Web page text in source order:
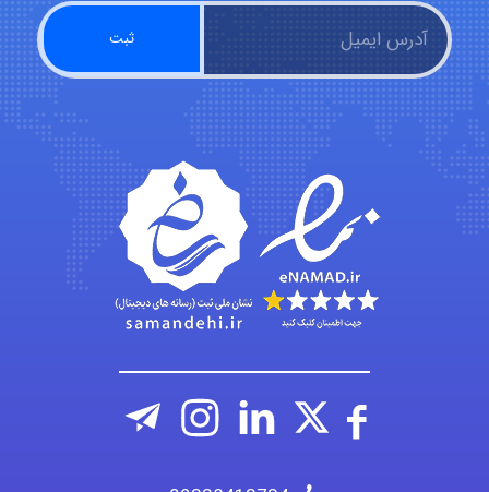
hosein abdolvand
Kati
emami